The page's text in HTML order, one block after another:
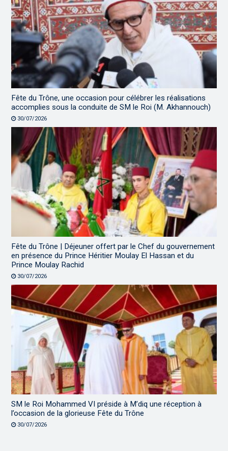
Fête du Trône, une occasion pour célébrer les réalisations
accomplies sous la conduite de SM le Roi (M. Akhannouch)
30/07/2026
Fête du Trône | Déjeuner offert par le Chef du gouvernement
en présence du Prince Héritier Moulay El Hassan et du
Prince Moulay Rachid
30/07/2026
SM le Roi Mohammed VI préside à M’diq une réception à
l’occasion de la glorieuse Fête du Trône
30/07/2026